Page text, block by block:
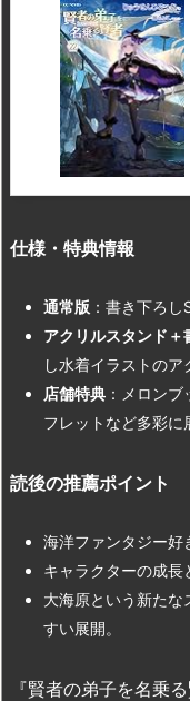
仕様・特典情報
通常版 ：書き下ろ
アクリルスタンド＋
し水着イラストのア
店舗特典 ：メロン
フレットなど多彩に
読後の推薦ポイント
海洋ファンタジー好
キャラクターの成長
大海原という新た
すい展開。
『賢者の弟子を名乗